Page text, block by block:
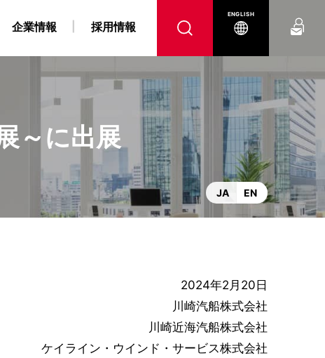
～に出展
JA EN
2024年2月20日
川崎汽船株式会社
川崎近海汽船株式会社
ケイライン・ウインド・サービス株式会社
力事業 燃料戦略事業
コンテナ船事業
IRよくあるご質問
電子公告
“K” LINE REPORT
DX戦略
腹 “K” LINEの軌跡 “K” LINE With
企業情報
障がい者採用情報
採用情報
ENGLISH